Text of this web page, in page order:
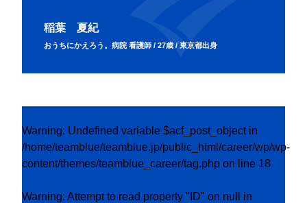
稲葉 夏紀
おうちにかえろう。病院 看護師 / 27歳 / 東京都出身
Warning: Undefined variable $acf_post_object in
/home/teamblue/teamblue.jp/public_html/career/wp/wp-
content/themes/teamblue_career/tag.php on line 18
Warning: Attempt to read property "ID" on null in